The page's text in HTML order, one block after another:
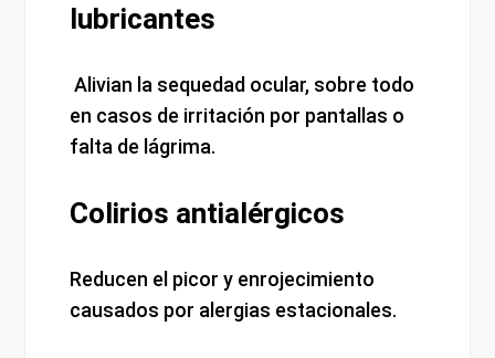
lubricantes
Alivian la sequedad ocular, sobre todo
en casos de irritación por pantallas o
falta de lágrima.
Colirios antialérgicos
Reducen el picor y enrojecimiento
causados por alergias estacionales.